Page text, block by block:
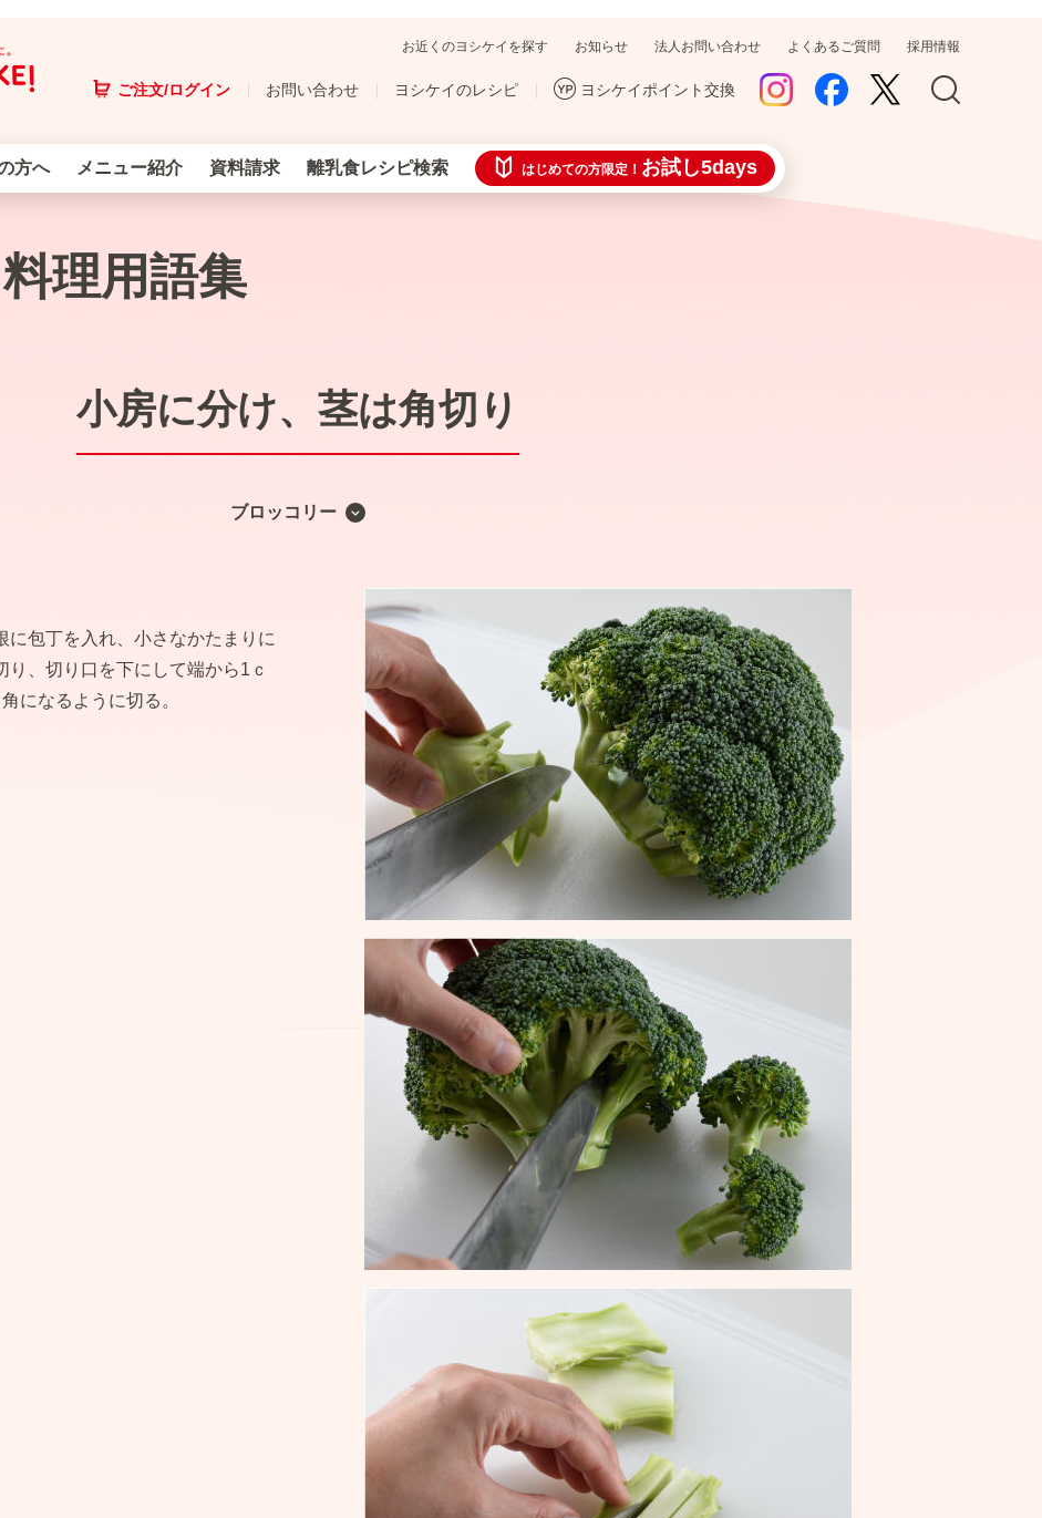
お近くのヨシケイを探す お知らせ 法人お問い合わせ よくあるご質問 採用情報
ご注文/ログイン お問い合わせ ヨシケイのレシピ ヨシケイポイント交換
方へ メニュー紹介 資料請求 離乳食レシピ検索 はじめての方限定！ お試し5days
料理用語集
小房に分け、茎は角切り
ブロッコリー
包丁を入れ、小さなかたまりに
、切り口を下にして端から1ｃ
になるように切る。